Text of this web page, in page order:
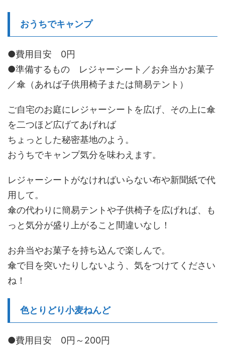
おうちでキャンプ
●費用目安 0円
●準備するもの レジャーシート／お弁当かお菓子
／傘（あれば子供用椅子または簡易テント）
ご自宅のお庭にレジャーシートを広げ、その上に傘
を二つほど広げてあげれば
ちょっとした秘密基地のよう。
おうちでキャンプ気分を味わえます。
レジャーシートがなければいらない布や新聞紙で代
用して。
傘の代わりに簡易テントや子供椅子を広げれば、も
っと気分が盛り上がること間違いなし！
お弁当やお菓子を持ち込んで楽しんで。
傘で目を突いたりしないよう、気をつけてください
ね！
色とりどり小麦ねんど
●費用目安 0円～200円